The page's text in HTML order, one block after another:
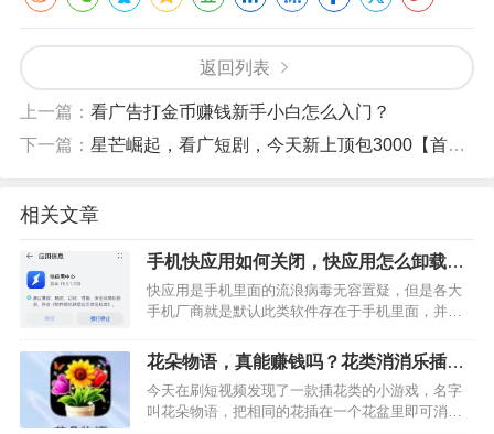
返回列表
上一篇： 看广告打金币赚钱新手小白怎么入门？
下一篇： 星芒崛起，看广短剧，今天新上顶包3000【首码推荐】
相关文章
手机快应用如何关闭，快应用怎么卸载
掉?
快应用是手机里面的流浪病毒无容置疑，但是各大
手机厂商就是默认此类软件存在于手机里面，并且
载，该软件只能更新和强制关闭无法卸载。快应用
会给用户带来什么麻烦？1，…
花朵物语，真能赚钱吗？花类消消乐插花
也可以赚钱
今天在刷短视频发现了一款插花类的小游戏，名字
叫花朵物语，把相同的花插在一个花盆里即可消